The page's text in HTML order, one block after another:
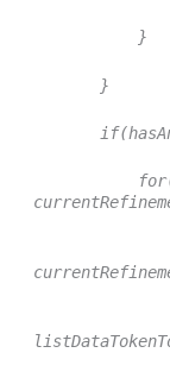
}
}
for(var
var
var